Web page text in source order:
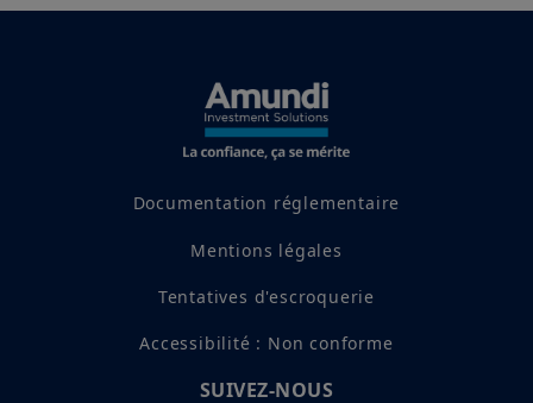
développement des réseaux électriques.
En savoir plus
Documentation réglementaire
Mentions légales
Tentatives d'escroquerie
Accessibilité : Non conforme
SUIVEZ-NOUS